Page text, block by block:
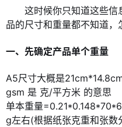
这时候你只知道这些信
品的尺寸和重量都不知道，
一、先确定产品单个重量
A5尺寸大概是
gsm 是 克/平方米 的意思
单本重量
g左右(根据纸张克重和张数